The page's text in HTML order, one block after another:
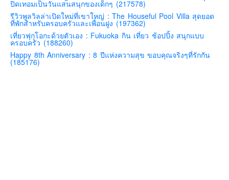
คิวชู – ฟุกุโอกะ ซางะ เปปปุ ยุฟุอิน นางาซากิ
ฟูจิ
ฮอกไกโด
เอเชีย
ปิดเทอมเป็นวันแสนสนุกของเด็กๆ (217578)
รีวิวพูลวิลล่าเปิดใหม่ที่เขาใหญ่ : The Houseful Pool Villa สุดยอด
ที่พักสำหรับครอบครัวและเพื่อนฝูง (197362)
เที่ยวฟุกุโอกะด้วยตัวเอง : Fukuoka กิน เที่ยว ช้อปปิ้ง สนุกแบบ
ครอบครัว (188260)
Happy 8th Anniversary : 8 ปีแห่งความสุข ขอบคุณจริงๆที่รักกัน
(185176)